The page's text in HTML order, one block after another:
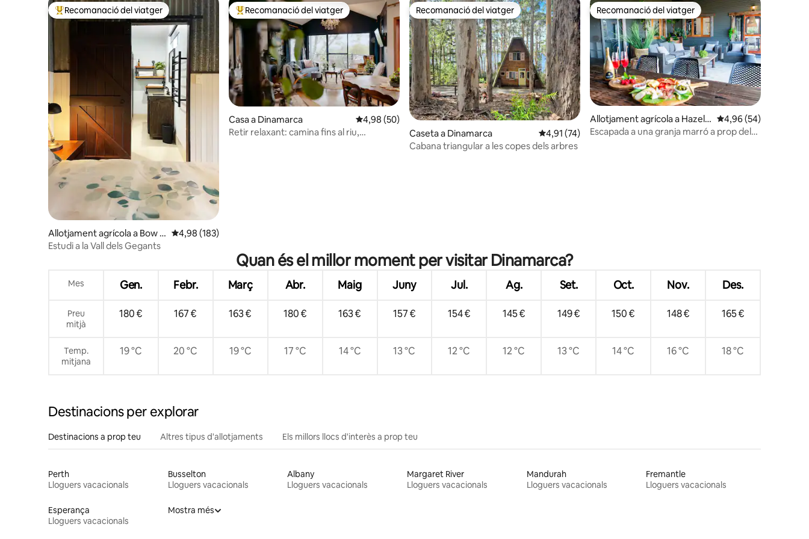
Principals recomanacions dels viatgers
Recomanació del viatger
Allotjament agrícola a Bow B
ridge
4,98 de puntuació mitjana d'un total de 5; 183 avaluacions
4,98 (183)
Estudi a la Vall dels Gegants
Principals recomanacions dels viatgers
Recomanació del viatger
Casa a Dinamarca 4,98 de puntuació mitjana d'un total de 5; 50 avaluacions
4,98 (50)
Retir relaxant: camina fins al riu,
Recomanació del viatger
Recomanació del viatger
Caseta a Dinamarca 4,91 de puntuació mitjana d'un total de 5; 74 avaluacions
4,91 (74)
Cabana triangular a les copes dels arbres
Recomanació del viatger
Recomanació del viatger
Allotjament agrícola a Hazelv
ale
4,96 de puntuació
4,96 (54)
Escapada a una granja marró a prop del
Quan és el millor moment per visitar Dinamarca?
Mes Gen. Febr. Març Abr. Maig Juny Jul. Ag. Set. Oct. Nov. Des.
Preu
mitjà
180 € 167 € 163 € 180 € 163 € 157 € 154 € 145 € 149 € 150 € 148 € 165 €
Temp.
mitjana
19 °C 20 °C 19 °C 17 °C 14 °C 13 °C 12 °C 12 °C 13 °C 14 °C 16 °C 18 °C
Destinacions per explorar
Destinacions a prop teu Altres tipus d'allotjaments Els millors llocs d'interès a prop teu
Perth
Lloguers vacacionals
Busselton
Lloguers vacacionals
Albany
Lloguers vacacionals
Margaret River
Lloguers vacacionals
Mandurah
Lloguers vacacionals
Fremantle
Lloguers vacacionals
Esperança
Lloguers vacacionals
Mostra més